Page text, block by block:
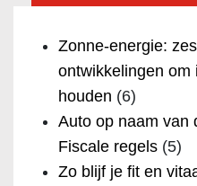
Zonne-energie:
ontwikkelingen om
houden (6)
Auto op naam van
Fiscale regels (5)
Zo blijf je fit en